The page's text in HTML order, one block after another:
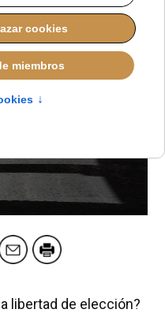
libertad de elección?